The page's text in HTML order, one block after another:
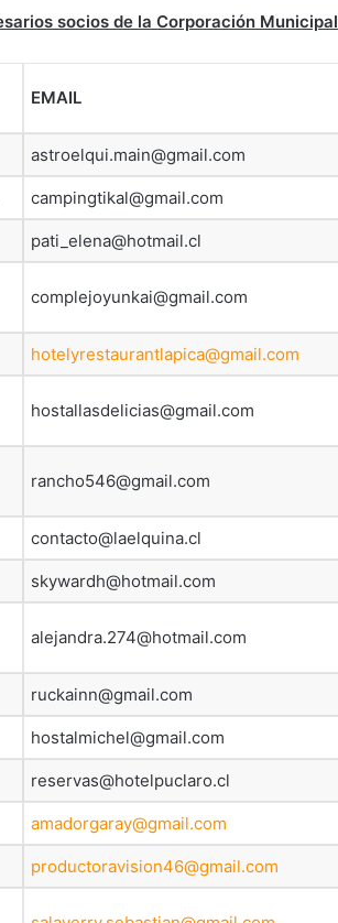
socios de la Corporación Municipal
EMAIL
astroelqui.main@gmail.com
campingtikal@gmail.com
pati_elena@hotmail.cl
complejoyunkai@gmail.com
hotelyrestaurantlapica@gmail.com
hostallasdelicias@gmail.com
rancho546@gmail.com
contacto@laelquina.cl
skywardh@hotmail.com
alejandra.274@hotmail.com
ruckainn@gmail.com
hostalmichel@gmail.com
reservas@hotelpuclaro.cl
amadorgaray@gmail.com
productoravision46@gmail.com